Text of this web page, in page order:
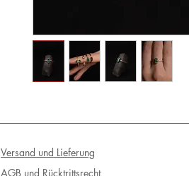
Versand und Lieferung
AGB und Rücktrittsrecht